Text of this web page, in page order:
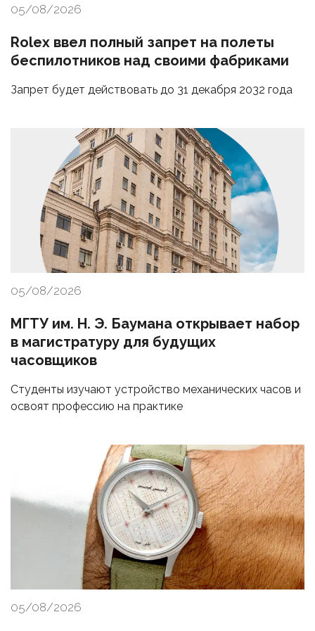
05/08/2026
Rolex ввел полный запрет на полеты
беспилотников над своими фабриками
Запрет будет действовать до 31 декабря 2032 года
05/08/2026
МГТУ им. Н. Э. Баумана открывает набор
в магистратуру для будущих
часовщиков
Студенты изучают устройство механических часов и
освоят профессию на практике
05/08/2026